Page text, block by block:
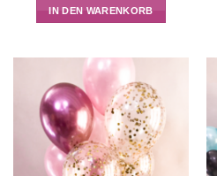
IN DEN WARENKORB